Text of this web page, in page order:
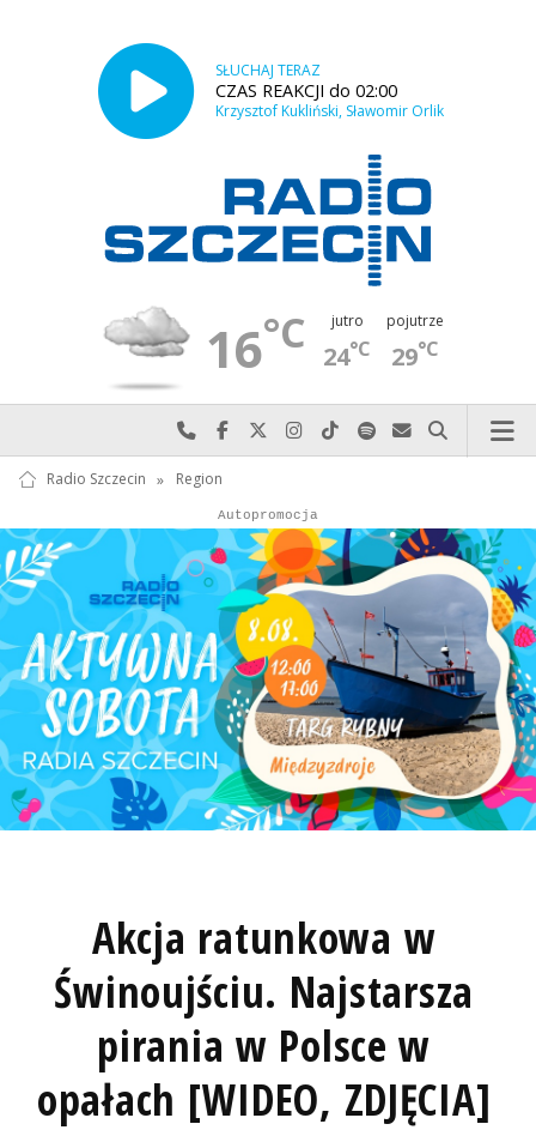
SŁUCHAJ TERAZ
CZAS REAKCJI do 02:00
Krzysztof Kukliński, Sławomir Orlik
16°C jutro
24°C
pojutrze
29°C
Najlepiej po prostu do nas zadzwoń
Odwiedź nas na Facebook-u
Odwiedź nas na X
Odwiedź nas na Instagram-ie
Odwiedź nas na TikTok-u
Szukaj nas na Spotify
Wyślij do nas
Szukaj
Radio Szczecin » Region
Reklama
Autopromocja
Autopromocja
Akcja ratunkowa w
Świnoujściu. Najstarsza
pirania w Polsce w
opałach [WIDEO, ZDJĘCIA]